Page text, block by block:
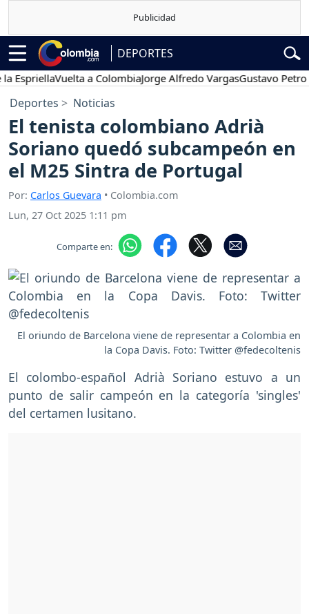
DEPORTES
Vuelta a ColombiaJorge Alfredo VargasGustavo Petro
Deportes Noticias
El tenista colombiano Adrià
Soriano quedó subcampeón en
el M25 Sintra de Portugal
Por: Carlos Guevara • Colombia.com
Lun, 27 Oct 2025 1:11 pm
Comparte en:
El oriundo de Barcelona viene de representar a Colombia en
la Copa Davis. Foto: Twitter @fedecoltenis
El colombo-español Adrià Soriano estuvo a un
punto de salir campeón en la categoría 'singles'
del certamen lusitano.